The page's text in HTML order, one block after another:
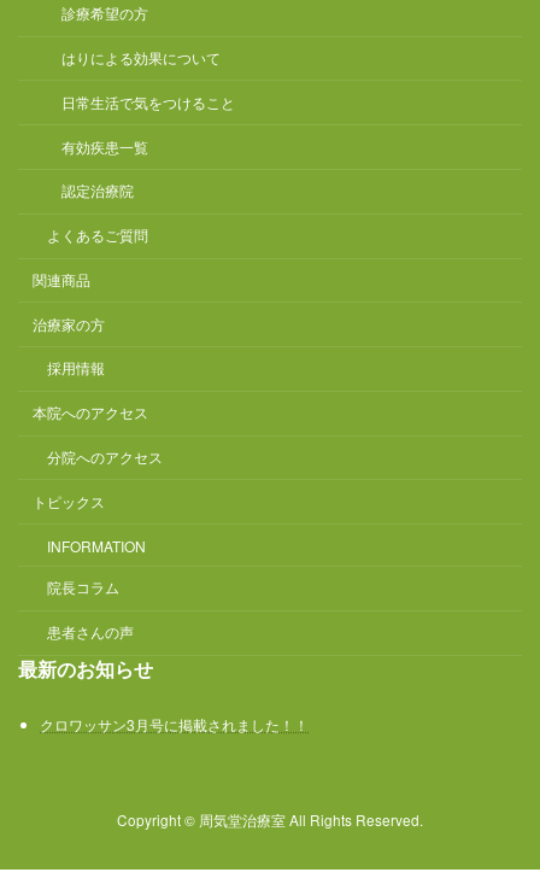
診療希望の方
はりによる効果について
日常生活で気をつけること
有効疾患一覧
認定治療院
よくあるご質問
関連商品
治療家の方
採用情報
本院へのアクセス
分院へのアクセス
トピックス
INFORMATION
院長コラム
患者さんの声
最新のお知らせ
クロワッサン3月号に掲載されました！！
Copyright © 周気堂治療室 All Rights Reserved.